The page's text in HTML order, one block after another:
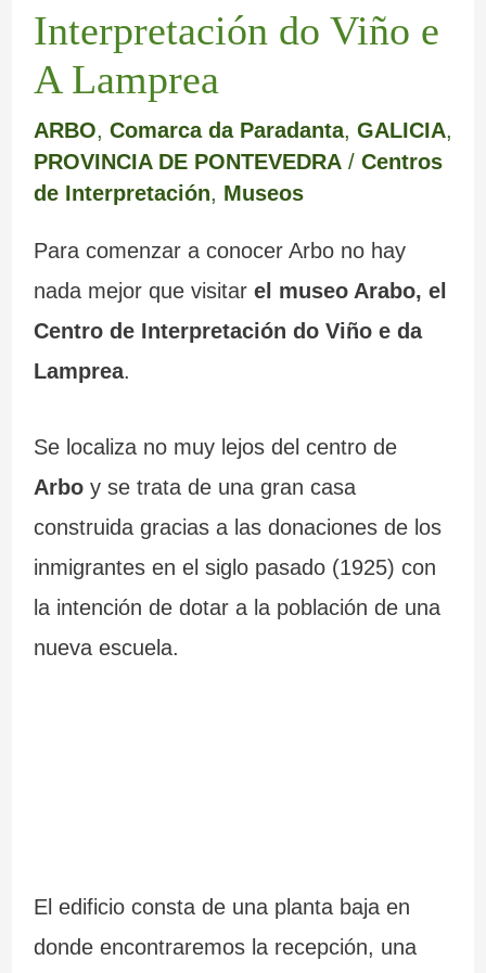
Interpretación do Viño e
A Lamprea
ARBO, Comarca da Paradanta, GALICIA,
PROVINCIA DE PONTEVEDRA/ Centros
de Interpretación, Museos
Para comenzar a conocer Arbo no hay
nada mejor que visitar el museo Arabo, el
Centro de Interpretación do Viño e da
Lamprea.
Se localiza no muy lejos del centro de
Arboy se trata de una gran casa
construida gracias a las donaciones de los
inmigrantes en el siglo pasado (1925) con
la intención de dotar a la población de una
nueva escuela.
El edificio consta de una planta baja en
donde encontraremos la recepción, una